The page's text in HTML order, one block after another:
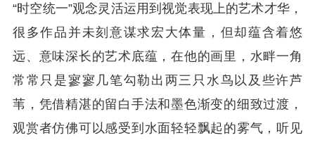
“时空统一”观念灵活运用到视觉表现上的艺术才华，
很多作品并未刻意谋求宏大体量，但却蕴含着悠
远、意味深长的艺术底蕴，在他的画里，水畔一角
常常只是寥寥几笔勾勒出两三只水鸟以及些许芦
苇，凭借精湛的留白手法和墨色渐变的细致过渡，
观赏者仿佛可以感受到水面轻轻飘起的雾气，听见